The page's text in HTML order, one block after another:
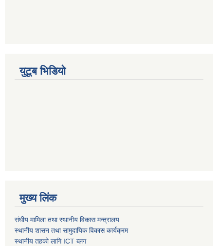
युटूब भिडियो
मुख्य लिंक
संघीय मामिला तथा स्थानीय विकास मन्त्रालय
स्थानीय शासन तथा सामुदायिक विकास कार्यक्रम
स्थानीय तहको लागि ICT ब्लग